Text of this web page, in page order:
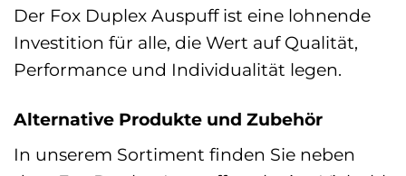
Der Fox Duplex Auspuff ist eine lohnende
Investition für alle, die Wert auf Qualität,
Performance und Individualität legen.
Alternative Produkte und Zubehör
In unserem Sortiment finden Sie neben